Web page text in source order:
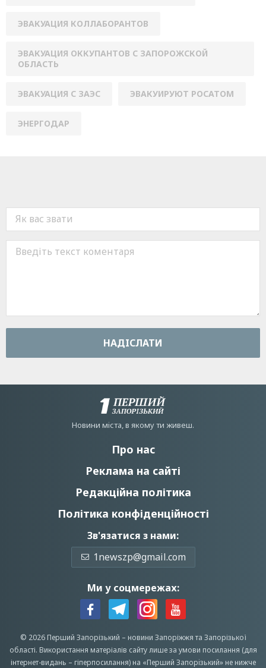
ЭВАКУАЦИЯ КОЛЛАБОРАНТОВ
ЭВАКУАЦИЯ ОККУПАНТОВ С ЗАПОРОЖСКОЙ
ОБЛАСТЬ
ЭВАКУАЦИЯ С ЗАЭС ЭВАКУИРУЮТ РОСАТОМ
ЭНЕРГОДАР
НАДIСЛАТИ
Новини мiста, в якому ти живеш.
Про нас
Реклама на сайті
Редакційна політика
Політика конфіденційності
Зв'язатися з нами:
1newszp@gmail.com
Ми у соцмережах:
© 2026 Перший Запорізький – новини Запоріжжята Запорізької
області. Використання матеріалів сайту лише за умови посилання (для
інтернет-видань – гіперпосилання) на «Перший Запорiзький» не нижче